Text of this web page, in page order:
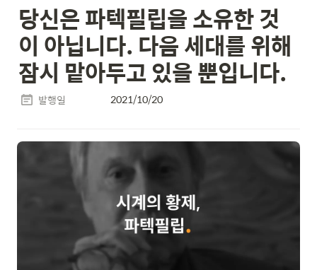
당신은 파텍필립을 소유한 것
이 아닙니다. 다음 세대를 위해
잠시 맡아두고 있을 뿐입니다.
발행일 2021/10/20